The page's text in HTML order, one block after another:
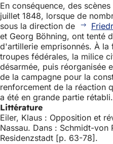
En conséquence, des
juillet 1848, lorsque de
sous la direction de
et Georg Böhning, ont tenté
d'artillerie emprisonnés. À
troupes fédérales, la milice
désarmée, puis réorganisée
de la campagne pour la
renforcement de la réaction
a été en grande partie rétabli.
Littérature
Eiler, Klaus : Opposition et
Nassau. Dans : Schmidt-von
Residenzstadt [p. 63-78].